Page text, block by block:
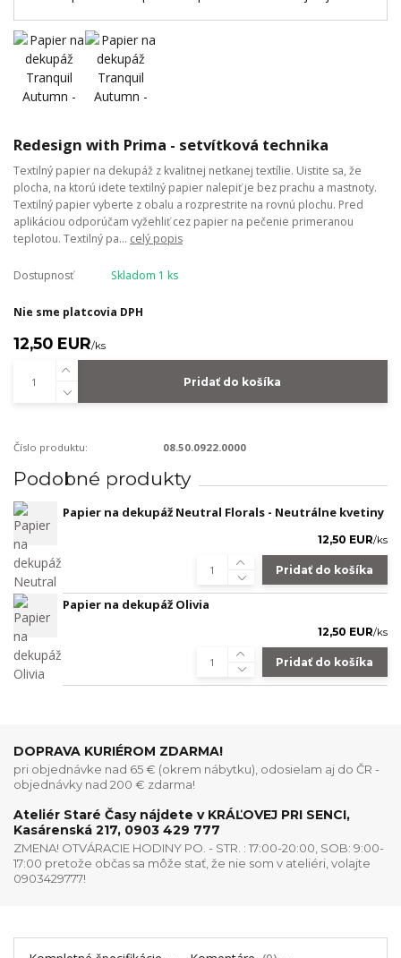
Redesign with Prima - setvítková technika
Textilný papier na dekupáž z kvalitnej netkanej textílie. Uistite sa, že
plocha, na ktorú idete textilný papier nalepiť je bez prachu a mastnoty.
Textilný papier vyberte z obalu a rozprestrite na rovnú plochu. Pred
aplikáciou odporúčam vyžehliť cez papier na pečenie primeranou
teplotou. Textilný pa... celý popis
Dostupnosť Skladom 1 ks
Nie sme platcovia DPH
12,50 EUR/ks
Pridať do košíka
Číslo produktu: 08.50.0922.0000
Podobné produkty
Papier na dekupáž Neutral Florals - Neutrálne kvetiny
12,50 EUR/ks
Pridať do košíka
Papier na dekupáž Olivia
12,50 EUR/ks
Pridať do košíka
DOPRAVA KURIÉROM ZDARMA!
pri objednávke nad 65 € (okrem nábytku), odosielam aj do ČR -
objednávky nad 200 € zdarma!
Ateliér Staré Časy nájdete v KRÁĽOVEJ PRI SENCI,
Kasárenská 217, 0903 429 777
ZMENA! OTVÁRACIE HODINY PO. - STR. : 17:00-20:00, SOB: 9:00-
17:00 pretože občas sa môže stať, že nie som v ateliéri, volajte
0903429777!